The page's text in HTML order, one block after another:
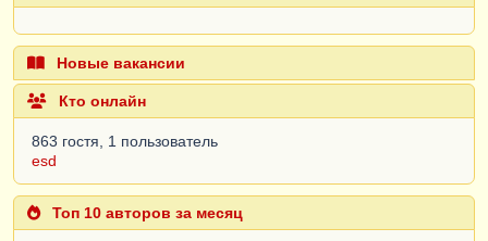
Новые вакансии
Кто онлайн
863 гостя, 1 пользователь
esd
Топ 10 авторов за месяц